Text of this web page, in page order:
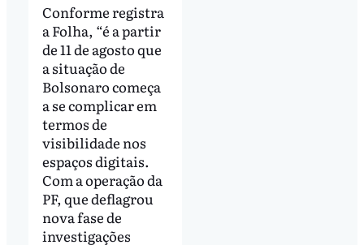
Conforme registra
a Folha, “é a partir
de 11 de agosto que
a situação de
Bolsonaro começa
a se complicar em
termos de
visibilidade nos
espaços digitais.
Com a operação da
PF, que deflagrou
nova fase de
investigações